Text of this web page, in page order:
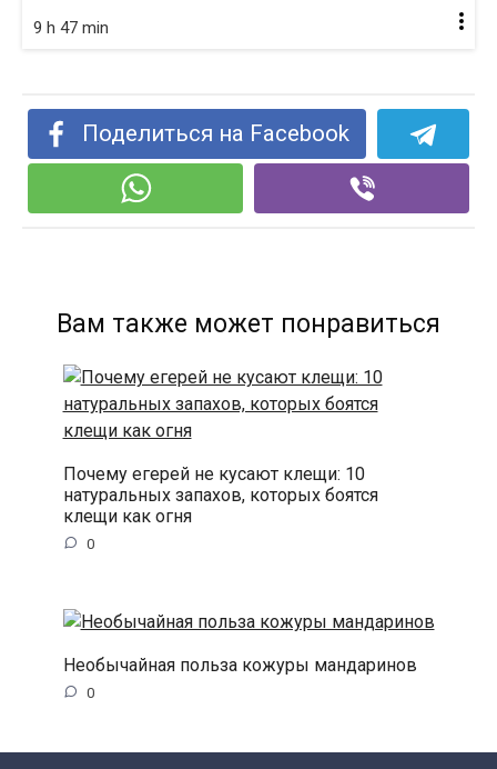
9 h 47 min
Поделиться на Facebook
Вам также может понравиться
Почему егерей не кусают клещи: 10
натуральных запахов, которых боятся
клещи как огня
0
Необычайная польза кожуры мандаринов
0